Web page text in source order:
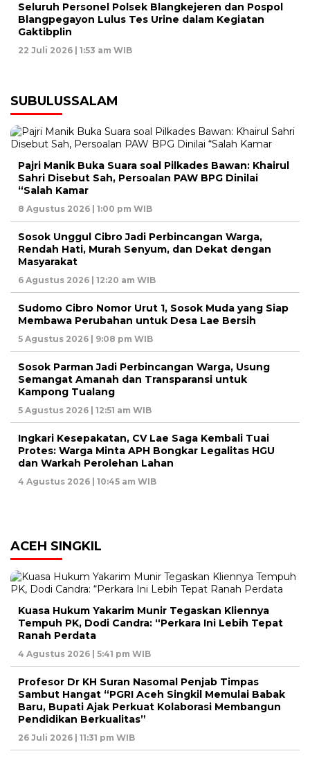
Seluruh Personel Polsek Blangkejeren dan Pospol
Blangpegayon Lulus Tes Urine dalam Kegiatan
Gaktibplin
22 Juli 2026 | 1:53 am WIB
SUBULUSSALAM
Pajri Manik Buka Suara soal Pilkades Bawan: Khairul
Sahri Disebut Sah, Persoalan PAW BPG Dinilai
“Salah Kamar
8 Agustus 2026 | 1:00 pm WIB
Sosok Unggul Cibro Jadi Perbincangan Warga,
Rendah Hati, Murah Senyum, dan Dekat dengan
Masyarakat
6 Agustus 2026 | 12:20 am WIB
Sudomo Cibro Nomor Urut 1, Sosok Muda yang Siap
Membawa Perubahan untuk Desa Lae Bersih
5 Agustus 2026 | 9:08 pm WIB
Sosok Parman Jadi Perbincangan Warga, Usung
Semangat Amanah dan Transparansi untuk
Kampong Tualang
5 Agustus 2026 | 12:51 am WIB
Ingkari Kesepakatan, CV Lae Saga Kembali Tuai
Protes: Warga Minta APH Bongkar Legalitas HGU
dan Warkah Perolehan Lahan
4 Agustus 2026 | 10:45 am WIB
ACEH SINGKIL
Kuasa Hukum Yakarim Munir Tegaskan Kliennya
Tempuh PK, Dodi Candra: “Perkara Ini Lebih Tepat
Ranah Perdata
4 Agustus 2026 | 5:41 pm WIB
Profesor Dr KH Suran Nasomal Penjab Timpas
Sambut Hangat “PGRI Aceh Singkil Memulai Babak
Baru, Bupati Ajak Perkuat Kolaborasi Membangun
Pendidikan Berkualitas”
26 Juli 2026 | 11:31 pm WIB